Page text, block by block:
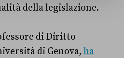
della legislazione.
di Diritto
di Genova, ha